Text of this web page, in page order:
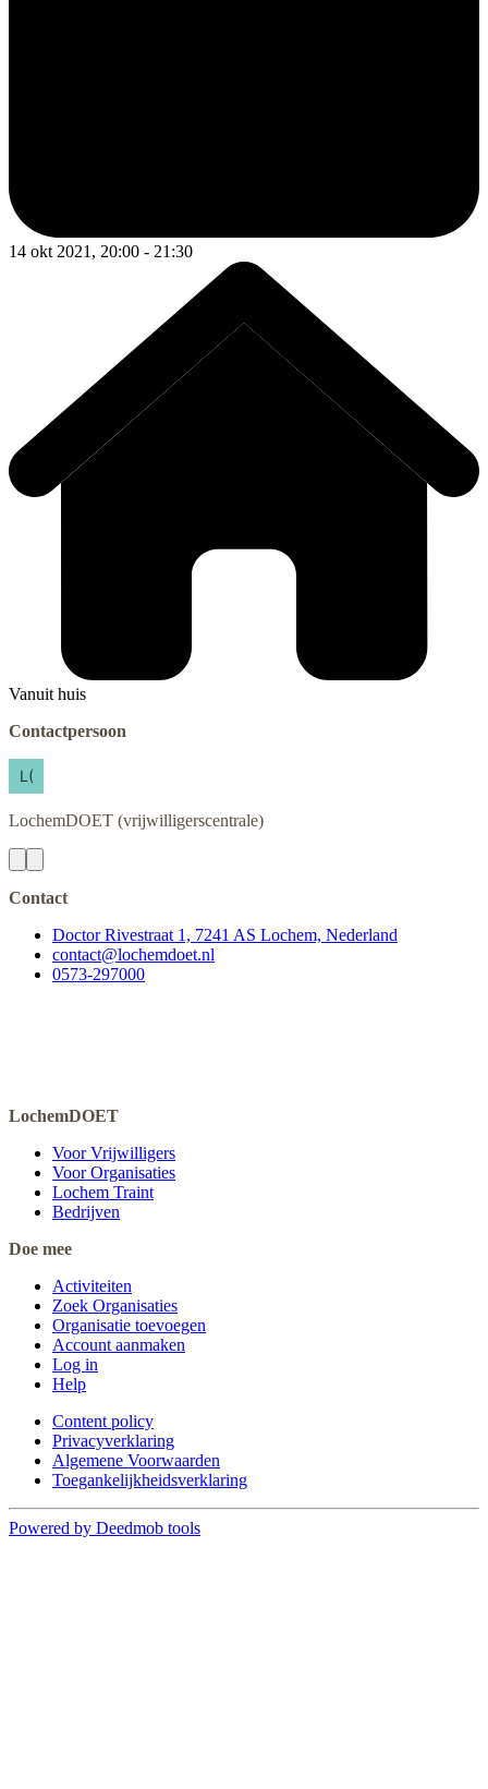
14 okt 2021, 20:00 - 21:30
Vanuit huis
Contactpersoon
LochemDOET (vrijwilligerscentrale)
Contact
Doctor Rivestraat 1, 7241 AS Lochem, Nederland
contact@lochemdoet.nl
0573-297000
LochemDOET
Voor Vrijwilligers
Voor Organisaties
Lochem Traint
Bedrijven
Doe mee
Activiteiten
Zoek Organisaties
Organisatie toevoegen
Account aanmaken
Log in
Help
Content policy
Privacyverklaring
Algemene Voorwaarden
Toegankelijkheidsverklaring
Powered by Deedmob tools